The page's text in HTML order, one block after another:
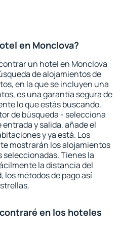
en Monclova?
un hotel en Monclova
de alojamientos de
en la que se incluyen una
es una garantía segura de
lo que estás buscando.
de búsqueda - selecciona
y salida, añade el
y ya está. Los
mostrarán los alojamientos
Tienes la
la distancia del
los métodos de pago así
en los hoteles